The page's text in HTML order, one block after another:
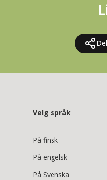
Velg språk
På finsk
På engelsk
På Svenska